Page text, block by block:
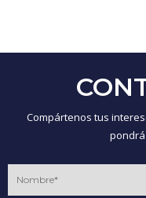
Compártenos tus